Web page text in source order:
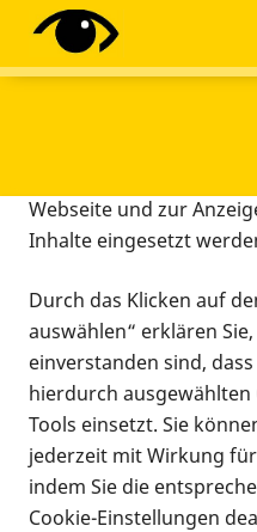
Infomaterial
Infomaterial
Diese Webseite setzt
Tracking-Tools ein. Dies
Webseite und zur
Inhalte eingesetzt
Durch das Klicken auf
auswählen“ erklären
einverstanden sind, dass
hierdurch ausgewählten
Tools einsetzt. Sie
jederzeit mit Wirkung
indem Sie die
Cookie-Einstellungen